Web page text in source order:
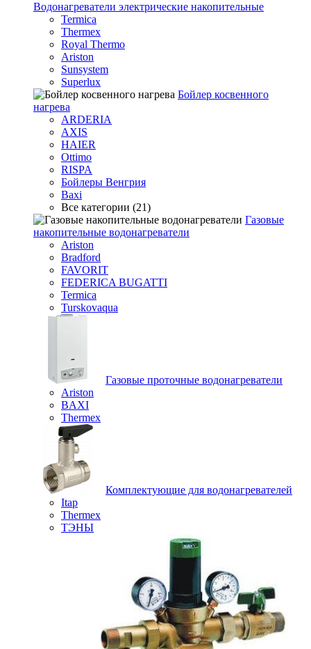
Водонагреватели электрические накопительные
Termica
Thermex
Royal Thermo
Ariston
Sunsystem
Superlux
Бойлер косвенного
нагрева
ARDERIA
AXIS
HAIER
Ottimo
RISPA
Бойлеры Венгрия
Baxi
Все категории (21)
Газовые
накопительные водонагреватели
Ariston
Bradford
FAVORIT
FEDERICA BUGATTI
Termica
Turskovaqua
Газовые проточные водонагреватели
Ariston
BAXI
Thermex
Комплектующие для водонагревателей
Itap
Thermex
ТЭНЫ